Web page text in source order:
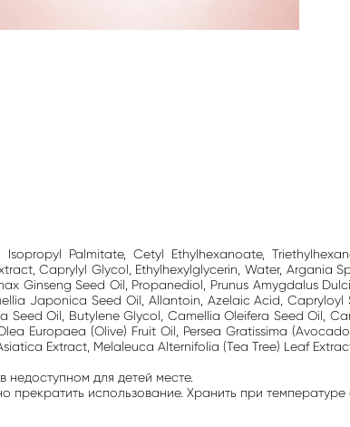
Palmitate, Cetyl Ethylhexanoate,
Caprylyl Glycol, Ethylhexylglycerin, Water, Argania
Ginseng Seed Oil, Propanediol, Prunus Amygdalus
Japonica Seed Oil, Allantoin, Azelaic Acid,
Oil, Butylene Glycol, Camellia Oleifera Seed Oil,
Europaea (Olive) Fruit Oil, Persea Gratissima
Extract, Melaleuca Alternifolia (Tea Tree) Leaf
недоступном для детей месте.
прекратить использование. Хранить при температуре